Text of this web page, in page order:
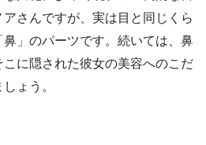
さんですが、実は目と同じくら
」のパーツです。続いては、鼻
に隠された彼女の美容へのこだ
ょう。